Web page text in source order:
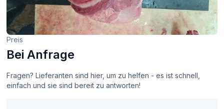
Preis
Bei Anfrage
Fragen? Lieferanten sind hier, um zu helfen - es ist schnell,
einfach und sie sind bereit zu antworten!